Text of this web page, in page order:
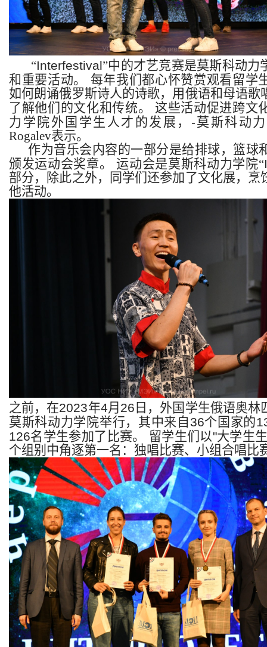
“Interfestival”中的才艺竞赛是莫斯科动力
和重要活动。
每年我们都心怀赞赏观看留学
如何朗诵俄罗斯诗人的诗歌，用俄语和母语歌
了解他们的文化和传统。
这些活动促进跨文
力学院外国学生人才的发展， -莫斯科动
Rogalev表示。
作为音乐会内容的一部分是给排球，篮球
颁发运动会奖章。
运动会是莫斯科动力学院“
部分，除此之外，同学们还参加了文化展，烹
他活动。
之前，在2023年4月 26 日，外国学生俄语奥林
莫斯科动力学院举行，其中来自 36个国家的
126名学生参加了比赛。 留学生们以"大学生
个组别中角逐第一名：独唱比赛、小组合唱比